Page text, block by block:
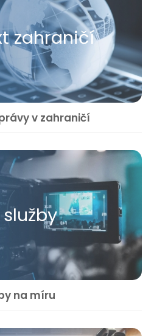
zahraničí
v zahraničí
na míru